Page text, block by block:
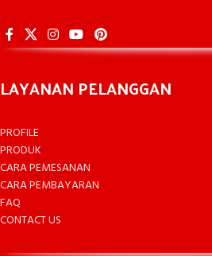
LAYANAN PELANGGAN
PROFILE
PRODUK
CARA PEMESANAN
CARA PEMBAYARAN
FAQ
CONTACT US